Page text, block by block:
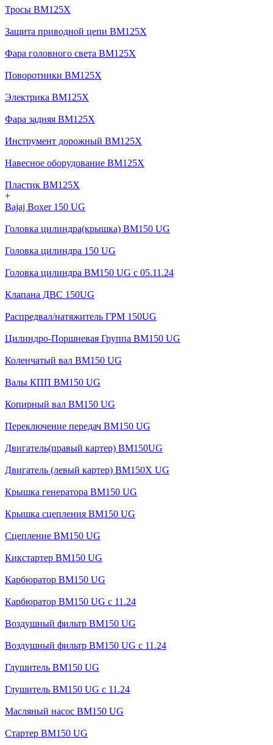
Тросы BM125X
Защита приводной цепи BM125X
Фара головного света BM125X
Поворотники BM125X
Электрика BM125X
Фара задняя BM125X
Инструмент дорожный BM125X
Навесное оборудование BM125X
Пластик BM125X
+
Bajaj Boxer 150 UG
Головка цилиндра(крышка) BM150 UG
Головка цилиндра 150 UG
Головка цилиндра BM150 UG c 05.11.24
Клапана ДВС 150UG
Распредвал/натяжитель ГРМ 150UG
Цилиндро-Поршневая Группа BM150 UG
Коленчатый вал BM150 UG
Валы КПП BM150 UG
Копирный вал BM150 UG
Переключение передач BM150 UG
Двигатель(правый картер) ВМ150UG
Двигатель (левый картер) BM150X UG
Крышка генератора BM150 UG
Крышка сцепления BM150 UG
Сцепление BM150 UG
Кикстартер BM150 UG
Карбюратор BM150 UG
Карбюратор BM150 UG с 11.24
Воздушный фильтр BM150 UG
Воздушный фильтр BM150 UG c 11.24
Глушитель BM150 UG
Глушитель BM150 UG с 11.24
Масляный насос BM150 UG
Стартер BM150 UG